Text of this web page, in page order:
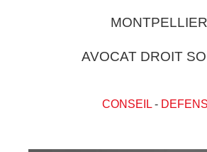
MONTPELLIER
AVOCAT DROIT
CONSEIL-